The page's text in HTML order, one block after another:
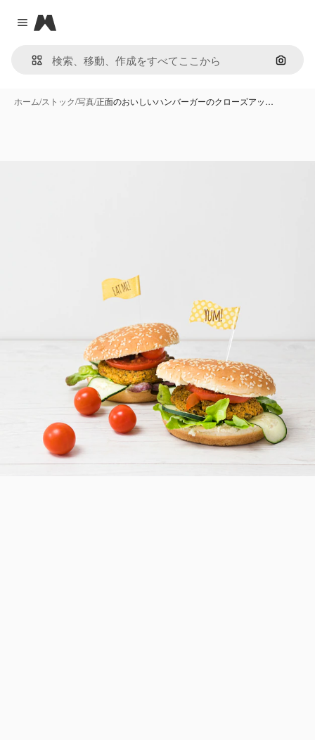
Close menu
Magnific
画像で
ホーム/ストック/写真/正面のおいしいハンバーガーのクローズアッ…